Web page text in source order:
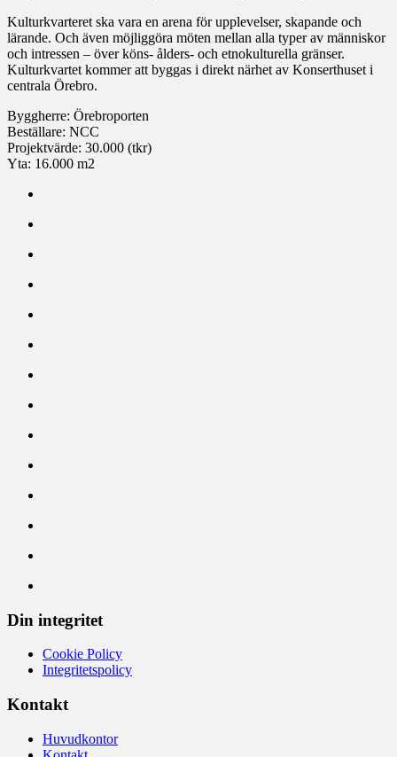
Kulturkvarteret ska vara en arena för upplevelser, skapande och
lärande. Och även möjliggöra möten mellan alla typer av människor
och intressen – över köns- ålders- och etnokulturella gränser.
Kulturkvartet kommer att byggas i direkt närhet av Konserthuset i
centrala Örebro.
Byggherre: Örebroporten
Beställare: NCC
Projektvärde: 30.000 (tkr)
Yta: 16.000 m2
Din integritet
Cookie Policy
Integritetspolicy
Kontakt
Huvudkontor